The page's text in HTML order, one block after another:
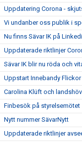
Uppdatering Corona -
Vi undanber oss publik i
Nu finns Sävar IK på
Uppdaterade riktlinjer
Sävar IK blir nu röda och
Uppstart Innebandy
Carolina Klüft och
Finbesök på styrelsemötet
Nytt nummer SävarNytt
Uppdaterade riktlinjer